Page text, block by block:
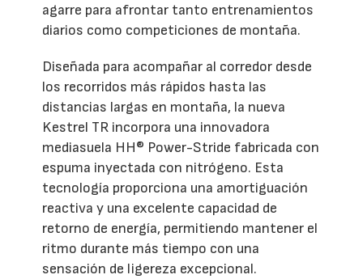
agarre para afrontar tanto entrenamientos
diarios como competiciones de montaña.
Diseñada para acompañar al corredor desde
los recorridos más rápidos hasta las
distancias largas en montaña, la nueva
Kestrel TR incorpora una innovadora
mediasuela HH® Power-Stride fabricada con
espuma inyectada con nitrógeno. Esta
tecnología proporciona una amortiguación
reactiva y una excelente capacidad de
retorno de energía, permitiendo mantener el
ritmo durante más tiempo con una
sensación de ligereza excepcional.